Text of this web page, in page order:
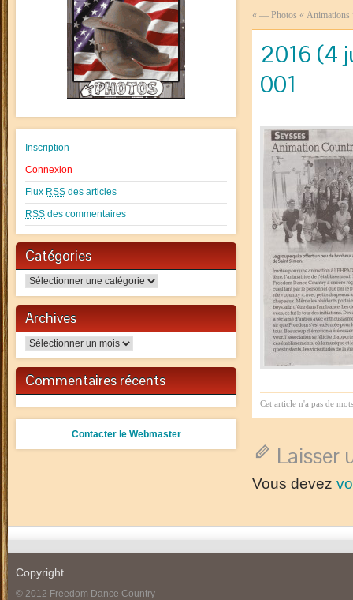
Inscription
Connexion
Flux RSS des articles
RSS des commentaires
Catégories
Catégories
Archives
Archives
Commentaires récents
Contacter le Webmaster
« — Photos «
2016 (4
001
Cet article n'a pas de
Laisser
Vous devez
Copyright
© 2012 Freedom Dance Country